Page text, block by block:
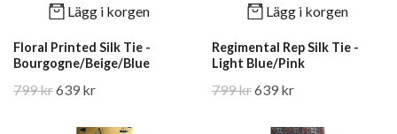
Lägg i korgen
Floral Printed Silk Tie -
Bourgogne/Beige/Blue
799 kr639 kr
Lägg i korgen
Regimental Rep Silk Tie -
Light Blue/Pink
799 kr639 kr